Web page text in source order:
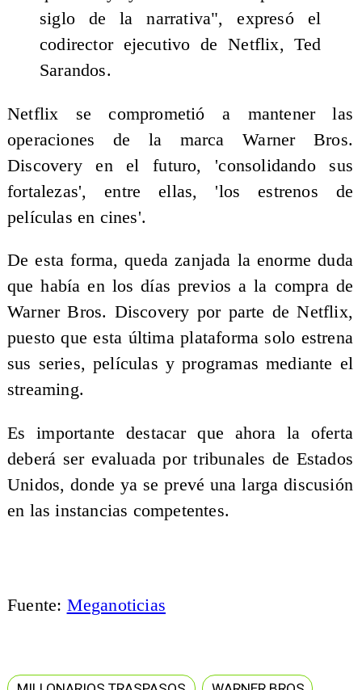
siglo de la narrativa", expresó el
codirector ejecutivo de Netflix, Ted
Sarandos.
Netflix se comprometió a mantener las
operaciones de la marca Warner Bros.
Discovery en el futuro, 'consolidando sus
fortalezas', entre ellas, 'los estrenos de
películas en cines'.
De esta forma, queda zanjada la enorme duda
que había en los días previos a la compra de
Warner Bros. Discovery por parte de Netflix,
puesto que esta última plataforma solo estrena
sus series, películas y programas mediante el
streaming.
Es importante destacar que ahora la oferta
deberá ser evaluada por tribunales de Estados
Unidos, donde ya se prevé una larga discusión
en las instancias competentes.
Fuente: Meganoticias